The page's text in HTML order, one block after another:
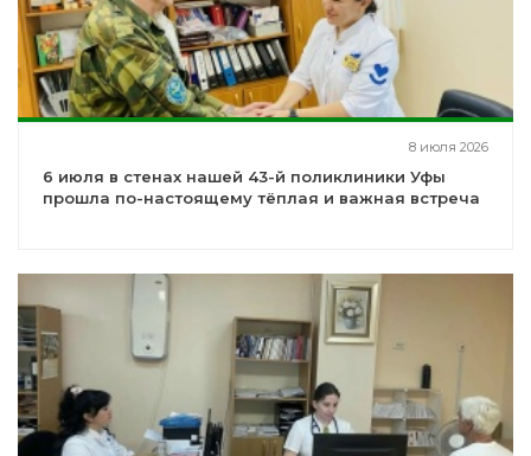
8 июля 2026
6 июля в стенах нашей 43-й поликлиники Уфы
прошла по-настоящему тёплая и важная встреча